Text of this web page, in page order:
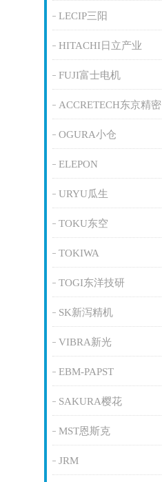
LECIP三阳
HITACHI日立产业
FUJI富士电机
ACCRETECH东京精密
OGURA小仓
ELEPON
URYU瓜生
TOKU东空
TOKIWA
TOGI东洋技研
SK新泻精机
VIBRA新光
EBM-PAPST
SAKURA樱花
MST恩斯克
JRM